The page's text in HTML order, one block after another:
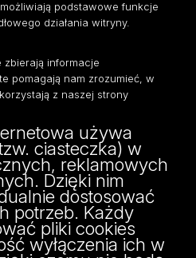
podstawowe funkcje
działania witryny.
zbierają informacje
pomagają nam zrozumieć, w
z naszej strony
używa
ciasteczka) w
reklamowych
Dzięki nim
dostosować
potrzeb. Każdy
pliki cookies
wyłączenia ich w